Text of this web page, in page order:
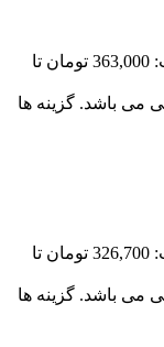
محدوده قیمت: 363,000 تومان تا
می باشد. گزینه ها
محدوده قیمت: 326,700 تومان تا
می باشد. گزینه ها